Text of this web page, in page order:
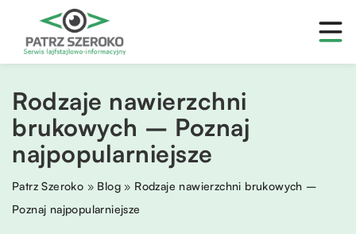
Rodzaje nawierzchni
brukowych – Poznaj
najpopularniejsze
Patrz Szeroko » Blog » Rodzaje nawierzchni brukowych –
Poznaj najpopularniejsze